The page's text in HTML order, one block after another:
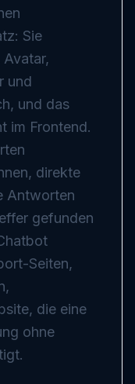
Sie
und
und das
im Frontend.
direkte
Antworten
gefunden
Seiten,
die eine
ohne